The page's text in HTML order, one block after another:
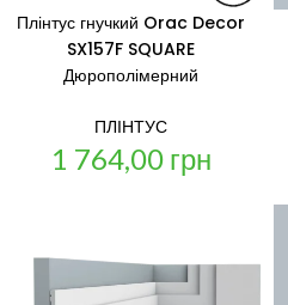
Плінтус гнучкий Orac Decor
SX157F SQUARE
Дюрополімерний
ПЛІНТУС
1 764,00 грн